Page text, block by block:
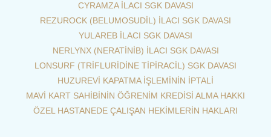
CYRAMZA İLACI SGK DAVASI
REZUROCK (BELUMOSUDİL) İLACI SGK DAVASI
YULAREB İLACI SGK DAVASI
NERLYNX (NERATİNİB) İLACI SGK DAVASI
LONSURF (TRİFLURİDİNE TİPİRACİL) SGK DAVASI
HUZUREVİ KAPATMA İŞLEMİNİN İPTALİ
MAVİ KART SAHİBİNİN ÖĞRENİM KREDİSİ ALMA HAKKI
ÖZEL HASTANEDE ÇALIŞAN HEKİMLERİN HAKLARI